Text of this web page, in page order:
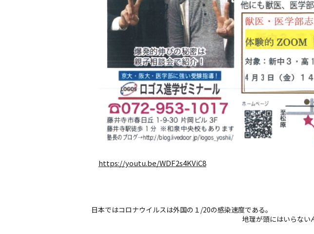
https://youtu.be/WDF2s4KViC8
日本ではコロナウイルスは外国の１/20の感染速度である。
地理が頭にはいらない